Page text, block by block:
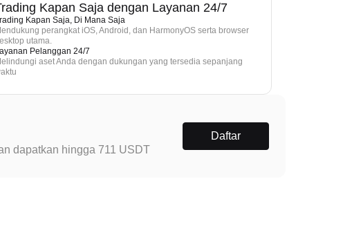
Kapan Saja dengan Layanan 24/7
Kapan Saja, Di Mana Saja
perangkat iOS, Android, dan HarmonyOS serta browser
utama.
Pelanggan 24/7
aset Anda dengan dukungan yang tersedia sepanjang
dapatkan hingga 711 USDT
Daftar